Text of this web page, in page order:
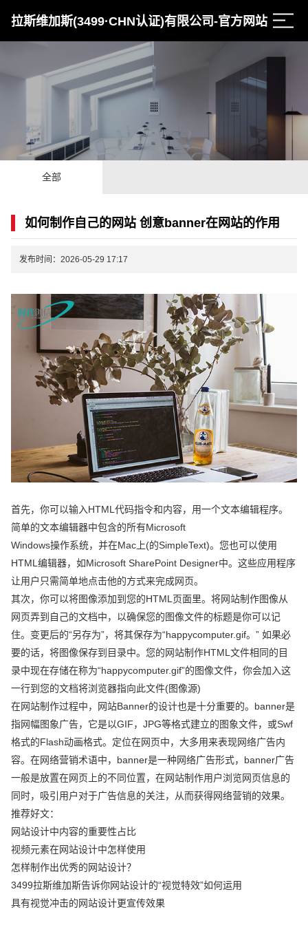
拉斯维加斯(3499·CHN认证)有限公司-官方网站
全部
如何制作自己的网站 创意banner在网站的作用
发布时间：2026-05-29 17:17
首先，你可以输入HTML代码指令和内容，用一个文本编辑程序。
简单的文本编辑器中包含的所有Microsoft
Windows操作系统，并在Mac上(的SimpleText)。您也可以使用
HTML编辑器，如Microsoft SharePoint Designer中。这些应用程序
让用户只需简单地点击他的方式来完成网页。
其次，你可以将图像添加到您的HTML页面里。将网站制作图像从
网页弄到自己的文档中，以确保您的图像文件的标题是你可以记
住。变更后的“另存为”，将其保存为“happycomputer.gif。” 如果必
要的话，将图像保存到目录中。您的网站制作HTML文件相同的目
录中现在存储在称为“happycomputer.gif”的图像文件，你会加入这
一行到您的文档将浏览器指向此文件(图像源)
在网站制作过程中，网站Banner的设计也是十分重要的。banner是
指网幅图象广告，它是以GIF，JPG等格式建立的图象文件，或Swf
格式的Flash动画格式。定位在网页中，大多用来表现网络广告内
容。在网络营销术语中，banner是一种网络广告形式，banner广告
一般是放置在网页上的不同位置，在网站制作用户浏览网页信息的
同时，吸引用户对于广告信息的关注，从而获得网络营销的效果。
推荐好文：
网站设计中内容的重要性占比
视频元素在网站设计中怎样使用
怎样制作出优秀的网站设计？
3499拉斯维加斯告诉你网站设计的“视觉特效”如何运用
具有视觉冲击的网站设计更宣传效果